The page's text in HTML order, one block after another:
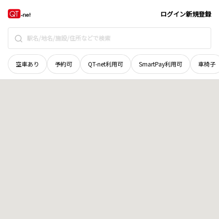
ログイン新規登録
空車あり 予約可 QT-net利用可 SmartPay利用可 車椅子
香川県